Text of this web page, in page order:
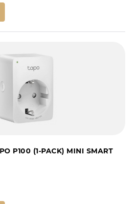
P100 (1-PACK) MINI SMART